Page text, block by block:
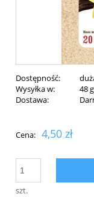
Dostępność:
Wysyłka w:
48
Dostawa:
Cena nie
Cena: 4,50 zł
szt.